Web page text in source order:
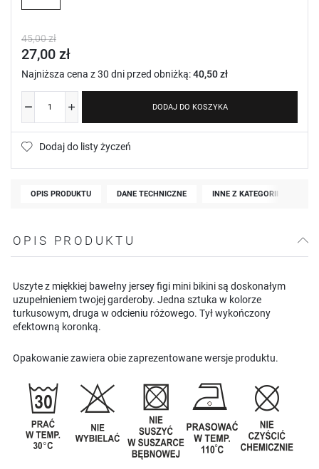
45,00 zł
27,00 zł
Najniższa cena z 30 dni przed obniżką:40,50 zł
DODAJ DO KOSZYKA
Dodaj do listy życzeń
OPIS PRODUKTU DANE TECHNICZNE INNE Z KATEGORII
OPIS PRODUKTU
Uszyte z miękkiej bawełny jersey figi mini bikini są doskonałym
uzupełnieniem twojej garderoby. Jedna sztuka w kolorze
turkusowym, druga w odcieniu różowego. Tył wykończony
efektowną koronką.
Opakowanie zawiera obie zaprezentowane wersje produktu.